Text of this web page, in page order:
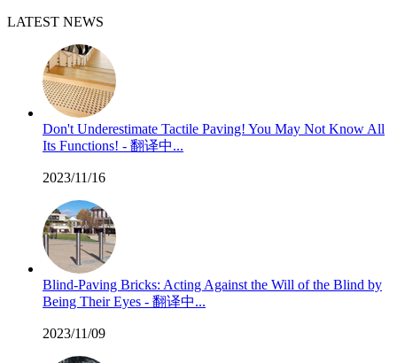
LATEST NEWS
Don't Underestimate Tactile Paving! You May Not Know All
Its Functions! - 翻译中...
2023/11/16
Blind-Paving Bricks: Acting Against the Will of the Blind by
Being Their Eyes - 翻译中...
2023/11/09